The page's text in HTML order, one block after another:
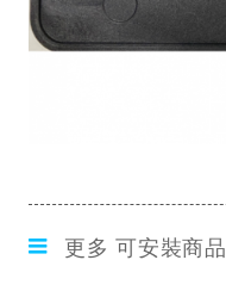
更多 可安裝商品